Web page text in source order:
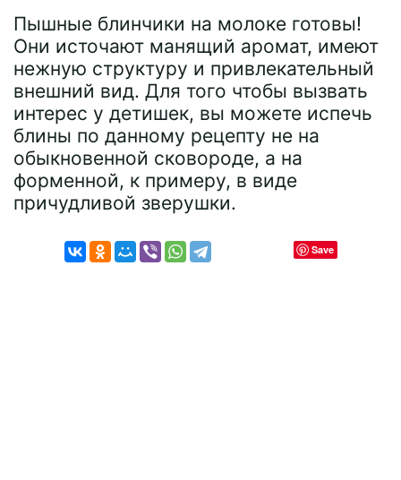
Пышные блинчики на молоке готовы!
Они источают манящий аромат, имеют
нежную структуру и привлекательный
внешний вид. Для того чтобы вызвать
интерес у детишек, вы можете испечь
блины по данному рецепту не на
обыкновенной сковороде, а на
форменной, к примеру, в виде
причудливой зверушки.
Save